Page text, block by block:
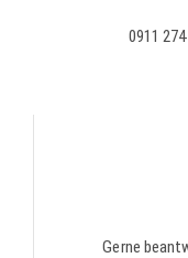
0911
Gerne